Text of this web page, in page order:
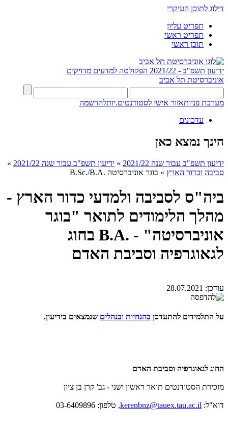
דילוג לתוכן העיקרי
תפריט עליון
תפריט ראשי
תוכן ראשי
ידיעון תשפ"ב - 2021/22
הפקולטה למדעים מדויקים
אוניברסיטת תל אביב
מערכת פניותאזור אישי לסטודנטים.יותלהרשמה
עדכונים
הינך נמצא כאן
ידיעון תשפ"ב עבור שנה 2021/22 » ידיעון תשפ"ב עבור שנה 2021/22
»
סביבה וכדור הארץ » בוגר אוניברסיטה .B.Sc./B.A
ביה"ס לסביבה ולמדעי כדור הארץ -
מהלך הלימודים לתואר "בוגר
אוניברסיטה" - .B.A בחוג
לגאוגרפיה וסביבת האדם
עודכן: 28.07.2021
על התלמידים להתעדכן בהנחיות ובנהלים שנמצאים בידיעון.
החוג לגאוגרפיה וסביבת האדם
מזכירת הסטודנטים תואר ראשון ושני - גב' קרן בן ציון
דוא"ל: kerenbnz@tauex.tau.ac.il, טלפון: 03-6409896